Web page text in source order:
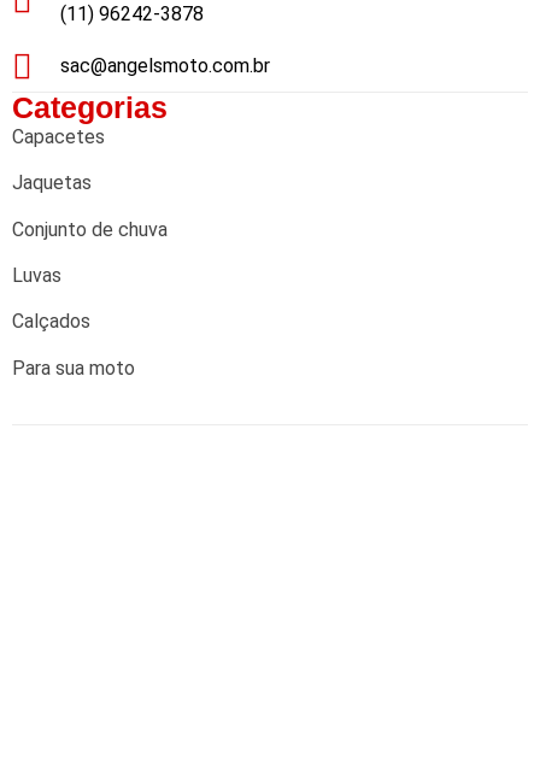
(11) 96242-3878
sac@angelsmoto.com.br
Categorias
Capacetes
Jaquetas
Conjunto de chuva
Luvas
Calçados
Para sua moto